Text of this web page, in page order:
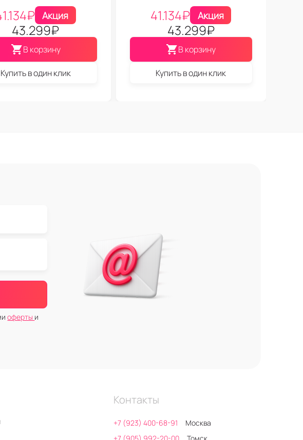
₽ Акция
43.299₽
В корзину
Купить в один клик
41.134₽ Акция
43.299₽
В корзину
Купить в один клик
оферты и
Контакты
+7 (923) 400-68-91
Москва